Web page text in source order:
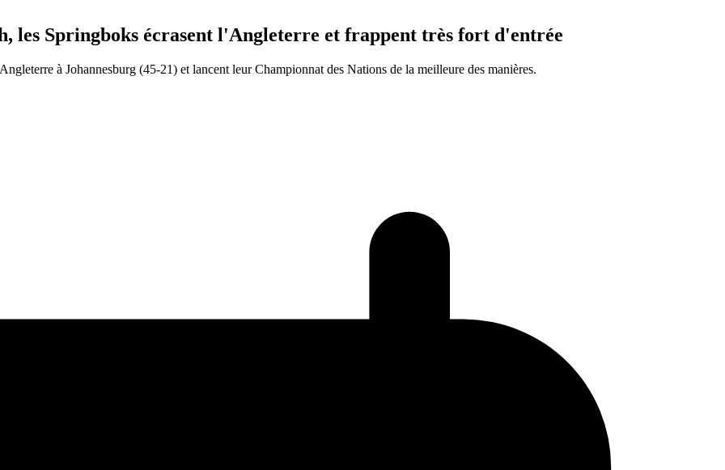
les Springboks écrasent l'Angleterre et frappent très fort d'entrée
à Johannesburg (45-21) et lancent leur Championnat des Nations de la meilleure des manières.